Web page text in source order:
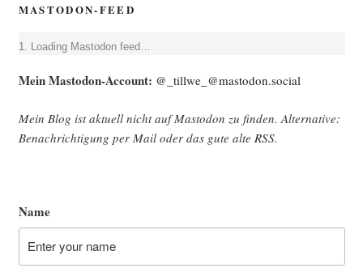
MASTODON-FEED
Loa­ding Mast­o­don feed…
Mein Mast­o­don-Account: @_tillwe_@mastodon.social
Mein Blog ist aktu­ell nicht auf Mast­o­don zu fin­den. Alter­na­ti­ve:
Benach­rich­ti­gung per Mail oder das gute alte RSS.
Name